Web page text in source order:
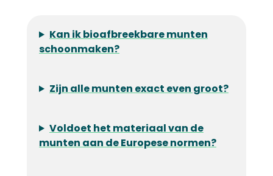
Kan ik bioafbreekbare munten
schoonmaken?
Zijn alle munten exact even groot?
Voldoet het materiaal van de
munten aan de Europese normen?